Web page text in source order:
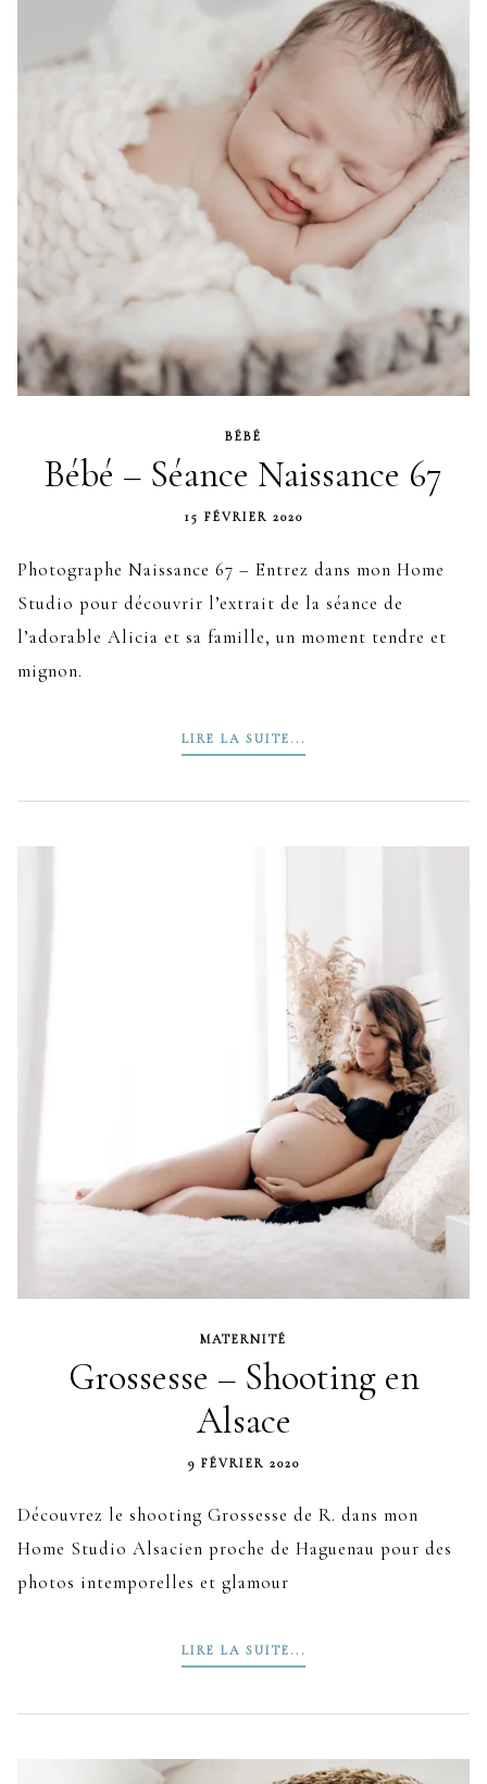
BÉBÉ
Bébé – Séance Naissance 67
15 FÉVRIER 2020
Photographe Naissance 67 – Entrez dans mon Home
Studio pour découvrir l’extrait de la séance de
l’adorable Alicia et sa famille, un moment tendre et
mignon.
LIRE LA SUITE...
MATERNITÉ
Grossesse – Shooting en
Alsace
9 FÉVRIER 2020
Découvrez le shooting Grossesse de R. dans mon
Home Studio Alsacien proche de Haguenau pour des
photos intemporelles et glamour
LIRE LA SUITE...